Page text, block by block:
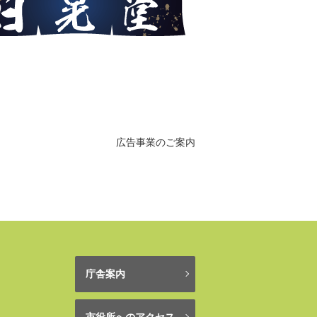
広告事業のご案内
庁舎案内